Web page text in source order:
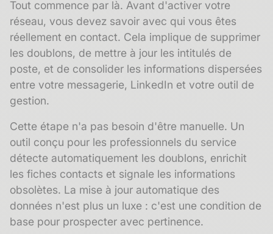
Tout commence par là. Avant d'activer votre
réseau, vous devez savoir avec qui vous êtes
réellement en contact. Cela implique de supprimer
les doublons, de mettre à jour les intitulés de
poste, et de consolider les informations dispersées
entre votre messagerie, LinkedIn et votre outil de
gestion.
Cette étape n'a pas besoin d'être manuelle. Un
outil conçu pour les professionnels du service
détecte automatiquement les doublons, enrichit
les fiches contacts et signale les informations
obsolètes. La mise à jour automatique des
données n'est plus un luxe : c'est une condition de
base pour prospecter avec pertinence.